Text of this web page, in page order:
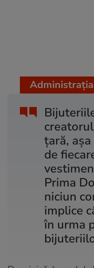
țară,
de
Prima
niciun
implice
în urma